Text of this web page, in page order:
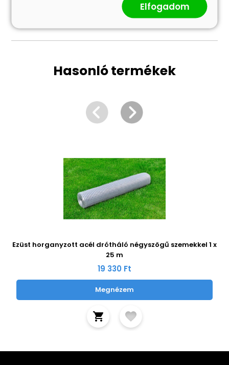
2 x Feszítő drót (80 m)
Hasonló termékek
Ezüst horganyzott acél drótháló négyszögű szemekkel 1 x
25 m
19 330 Ft
Megnézem
Elfogadom